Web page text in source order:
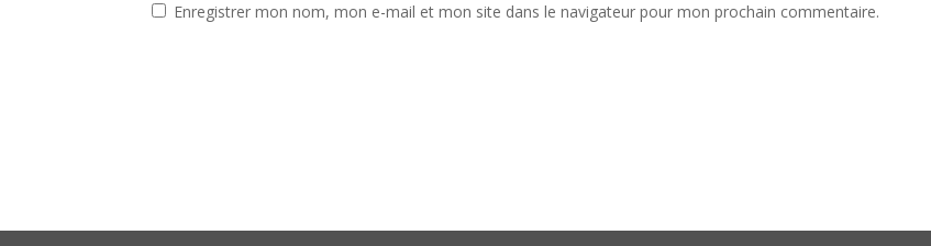
Enregistrer mon nom, mon e-mail et mon site dans le navigateur pour mon prochain commentaire.